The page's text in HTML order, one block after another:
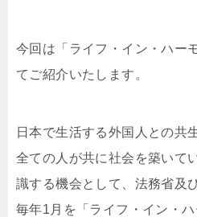
今回は「ライフ・イン・ハー
てご紹介いたします。
日本で生活する外国人との共
全ての人が共に社会を築いて
識する機会として、法務省及
毎年1月を「ライフ・イン・